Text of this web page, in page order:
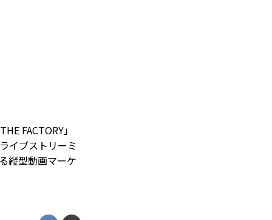
FACTORY」
イブストリーミ
縦型動画マーケ